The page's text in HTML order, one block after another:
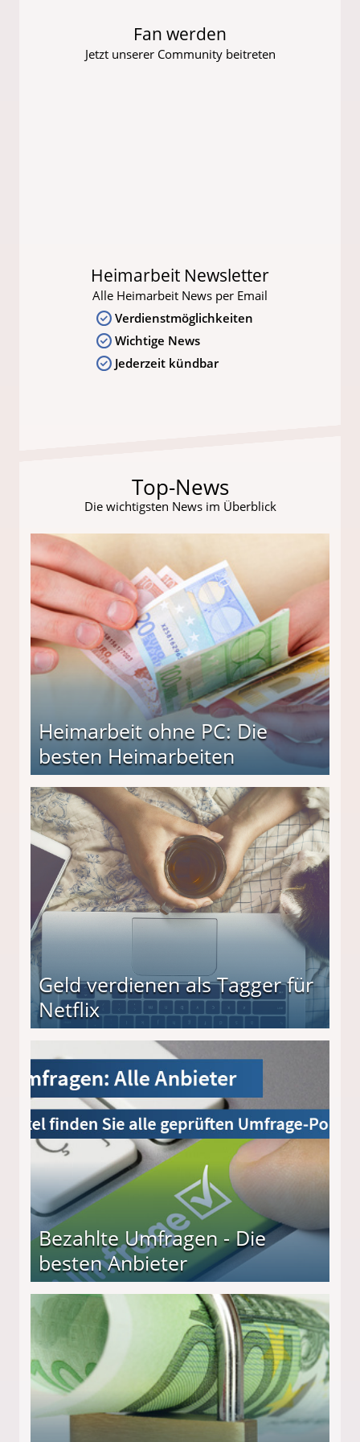
Fan werden
Jetzt unserer Community beitreten
Heimarbeit Newsletter
Alle Heimarbeit News per Email
Verdienstmöglichkeiten
Wichtige News
Jederzeit kündbar
Top-News
Die wichtigsten News im Überblick
Heimarbeit ohne PC: Die
besten Heimarbeiten
Geld verdienen als Tagger für
Netflix
Bezahlte Umfragen - Die
besten Anbieter